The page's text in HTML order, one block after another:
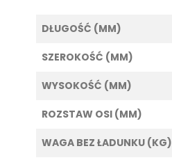
DŁUGOŚĆ (MM)
SZEROKOŚĆ (MM)
WYSOKOŚĆ (MM)
ROZSTAW OSI (MM)
WAGA BEZ ŁADUNKU (KG)